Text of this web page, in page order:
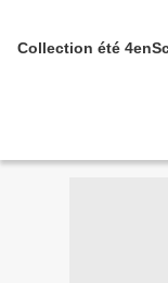
Collection été